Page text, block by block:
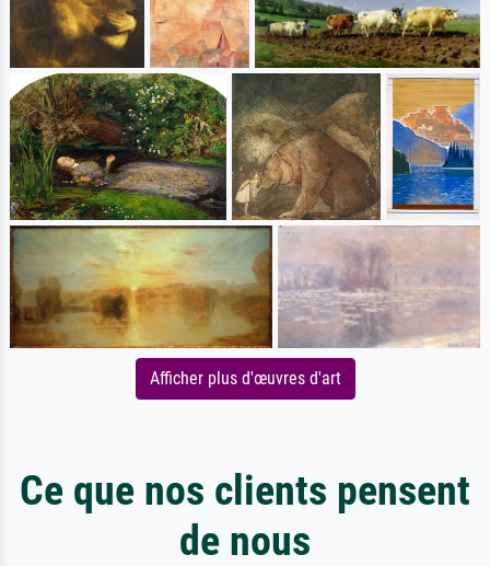
Afficher plus d'œuvres d'art
Ce que nos clients pensent
de nous